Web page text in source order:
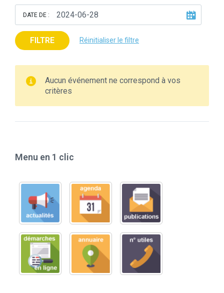
DATE DE :
FILTRE Réinitialiser le filtre
Aucun événement ne correspond à vos
critères
Menu en 1 clic